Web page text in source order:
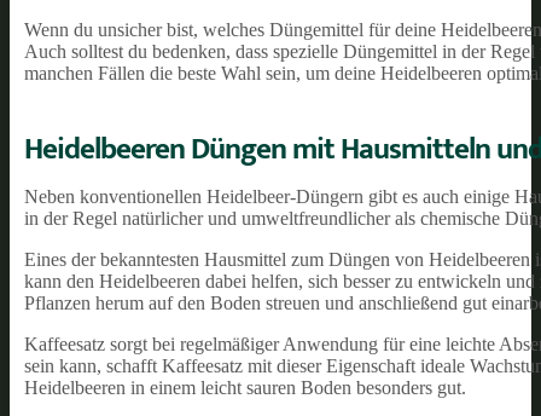
Wenn du unsicher bist, welches Düngemittel für deine
Auch solltest du bedenken, dass spezielle Düngemittel in der
manchen Fällen die beste Wahl sein, um deine Heidelbeeren
Heidelbeeren Düngen mit Hausmitteln
Neben konventionellen Heidelbeer-Düngern gibt es auch einige
in der Regel natürlicher und umweltfreundlicher als chemische
Eines der bekanntesten Hausmittel zum Düngen von
kann den Heidelbeeren dabei helfen, sich besser zu entwickeln
Pflanzen herum auf den Boden streuen und anschließend gut
Kaffeesatz sorgt bei regelmäßiger Anwendung für eine leichte
sein kann, schafft Kaffeesatz mit dieser Eigenschaft ideale
Heidelbeeren in einem leicht sauren Boden besonders gut.